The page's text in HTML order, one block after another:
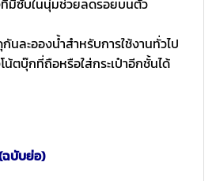
มีซับในนุ่มช่วยลดรอยบนตัว
นละอองน้ำสำหรับการใช้งานทั่วไป
น้ตบุ๊กที่ถือหรือใส่กระเป๋าอีกชั้นได้
ฉบับย่อ)